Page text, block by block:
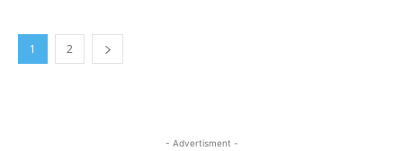
1 2
- Advertisment -